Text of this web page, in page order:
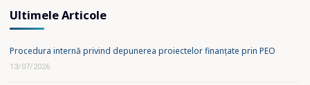
Ultimele Articole
Procedura internă privind depunerea proiectelor finanțate prin PEO
13/07/2026